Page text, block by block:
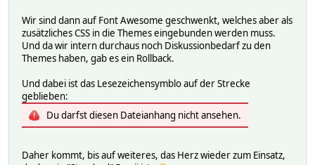
Wir sind dann auf Font Awesome geschwenkt, welches aber als
zusätzliches CSS in die Themes eingebunden werden muss.
Und da wir intern durchaus noch Diskussionbedarf zu den
Themes haben, gab es ein Rollback.
Und dabei ist das Lesezeichensymblo auf der Strecke
geblieben:
Du darfst diesen Dateianhang nicht ansehen.
Daher kommt, bis auf weiteres, das Herz wieder zum Einsatz,